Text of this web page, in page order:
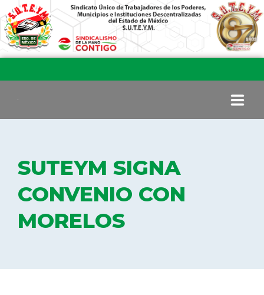
COMITÉ EJECUTIVO
COMISIÓN DE VIGILANCIA
SUTEYM SIGNA
CONVENIO CON
MORELOS